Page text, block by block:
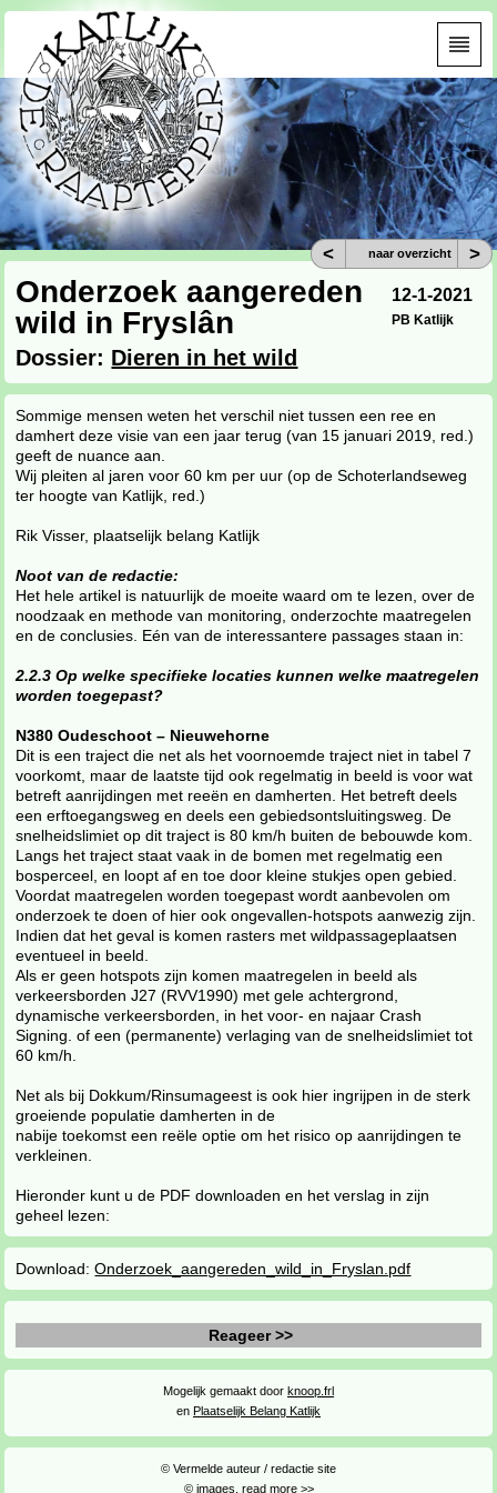
12-1-2021
PB Katlijk
Onderzoek aangereden
wild in Fryslân
Dossier: Dieren in het wild
Sommige mensen weten het verschil niet tussen een ree en
damhert deze visie van een jaar terug (van 15 januari 2019, red.)
geeft de nuance aan.
Wij pleiten al jaren voor 60 km per uur (op de Schoterlandseweg
ter hoogte van Katlijk, red.)
Rik Visser, plaatselijk belang Katlijk
Noot van de redactie:
Het hele artikel is natuurlijk de moeite waard om te lezen, over de
noodzaak en methode van monitoring, onderzochte maatregelen
en de conclusies. Eén van de interessantere passages staan in:
2.2.3 Op welke specifieke locaties kunnen welke maatregelen
worden toegepast?
N380 Oudeschoot – Nieuwehorne
Dit is een traject die net als het voornoemde traject niet in tabel 7
voorkomt, maar de laatste tijd ook regelmatig in beeld is voor wat
betreft aanrijdingen met reeën en damherten. Het betreft deels
een erftoegangsweg en deels een gebiedsontsluitingsweg. De
snelheidslimiet op dit traject is 80 km/h buiten de bebouwde kom.
Langs het traject staat vaak in de bomen met regelmatig een
bosperceel, en loopt af en toe door kleine stukjes open gebied.
Voordat maatregelen worden toegepast wordt aanbevolen om
onderzoek te doen of hier ook ongevallen-hotspots aanwezig zijn.
Indien dat het geval is komen rasters met wildpassageplaatsen
eventueel in beeld.
Als er geen hotspots zijn komen maatregelen in beeld als
verkeersborden J27 (RVV1990) met gele achtergrond,
dynamische verkeersborden, in het voor- en najaar Crash
Signing. of een (permanente) verlaging van de snelheidslimiet tot
60 km/h.
Net als bij Dokkum/Rinsumageest is ook hier ingrijpen in de sterk
groeiende populatie damherten in de
nabije toekomst een reële optie om het risico op aanrijdingen te
verkleinen.
Hieronder kunt u de PDF downloaden en het verslag in zijn
geheel lezen:
Download:Onderzoek_aangereden_wild_in_Fryslan.pdf
< naar overzicht >
Reageer >>
Mogelijk gemaakt door knoop.frl
en Plaatselijk Belang Katlijk
© Vermelde auteur / redactie site
© images, read more >>